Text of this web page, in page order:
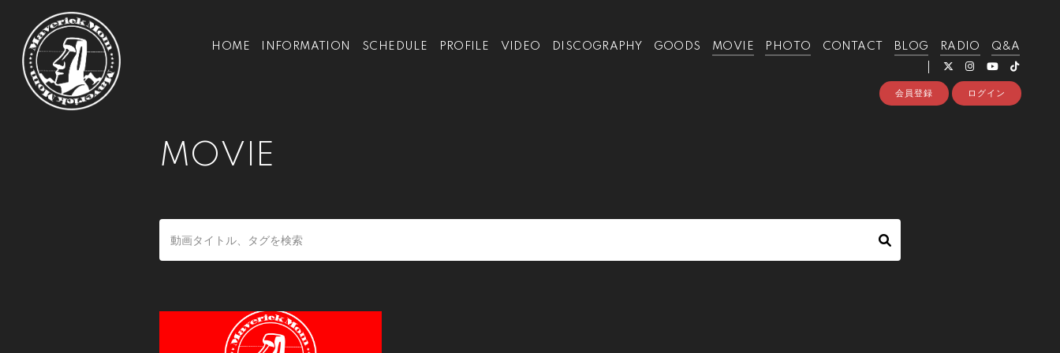
HOME INFORMATION SCHEDULE PROFILE VIDEO DISCOGRAPHY GOODS MOVIE PHOTO CONTACT BLOG RADIO Q&A
会員登録 ログイン
MOVIE